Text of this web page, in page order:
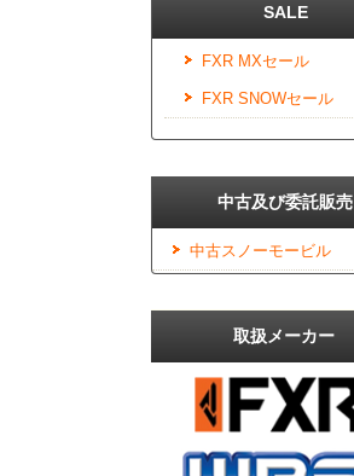
SALE
FXR MXセール
FXR SNOWセール
中古及び委託販売
中古スノーモービル
取扱メーカー